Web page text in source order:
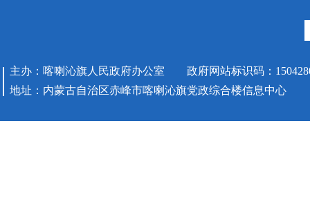
主办：喀喇沁旗人民政府办公室 政府网站标识码：
地址：内蒙古自治区赤峰市喀喇沁旗党政综合楼信息中心